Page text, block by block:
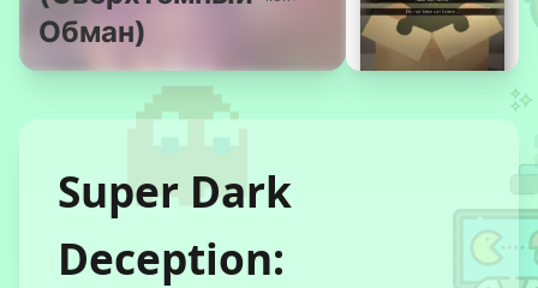
Обман)
Домой
Super Dark
Deception: